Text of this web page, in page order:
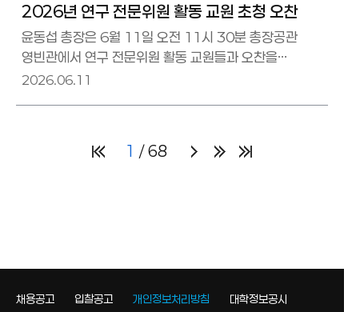
2026년 연구 전문위원 활동 교원 초청 오찬
윤동섭 총장은 6월 11일 오전 11시 30분 총장공관
영빈관에서 연구 전문위원 활동 교원들과 오찬을
함께하며그간의 노고에 감사의 뜻을 전하고 대학 연구
2026.06.11
1 68
채용공고 입찰공고 개인정보처리방침
대학정보공시